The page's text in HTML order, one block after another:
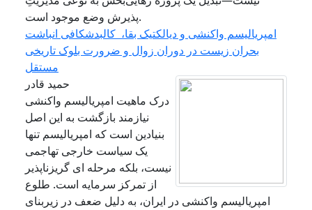
پذیرش وضع موجود است.
امپریالیسم واکنشی و دیالکتیک بقا، کالبدشکافی انباشت
بحران زیست در دوران زوال و ضرورت بلوک تاریخی
مستقل
حمید قادر
درک ماهیت امپریالیسم واکنشی
نیازمند بازگشت به این اصل
بنیادین است که امپریالیسم تنها
یک سیاست خارجی تهاجمی
نیست، بلکه مرحله ای گریزناپذیر
از تمرکز سرمایه است. طلوع
امپریالیسم واکنشی در ایران، به دلیل ضعف در زیربنای